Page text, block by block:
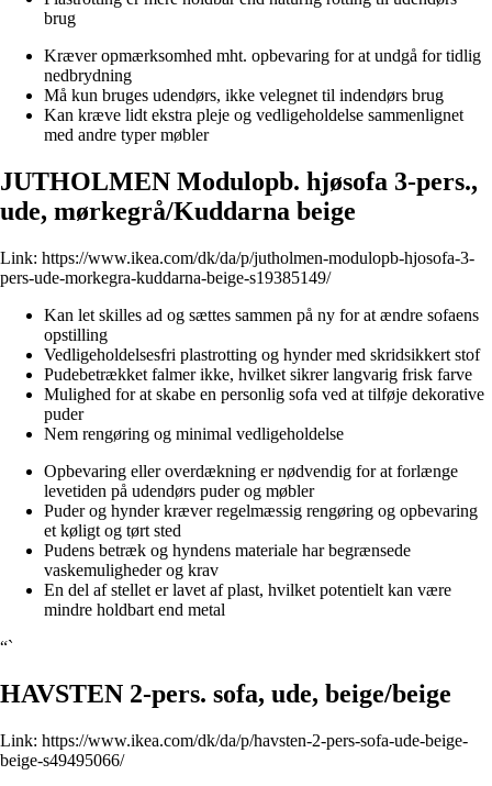
brug
Kræver opmærksomhed mht. opbevaring for at undgå for tidlig
nedbrydning
Må kun bruges udendørs, ikke velegnet til indendørs brug
Kan kræve lidt ekstra pleje og vedligeholdelse sammenlignet
med andre typer møbler
JUTHOLMEN Modulopb. hjøsofa 3-pers.,
ude, mørkegrå/Kuddarna beige
Link: https://www.ikea.com/dk/da/p/jutholmen-modulopb-hjosofa-3-
pers-ude-morkegra-kuddarna-beige-s19385149/
Kan let skilles ad og sættes sammen på ny for at ændre sofaens
opstilling
Vedligeholdelsesfri plastrotting og hynder med skridsikkert stof
Pudebetrækket falmer ikke, hvilket sikrer langvarig frisk farve
Mulighed for at skabe en personlig sofa ved at tilføje dekorative
puder
Nem rengøring og minimal vedligeholdelse
Opbevaring eller overdækning er nødvendig for at forlænge
levetiden på udendørs puder og møbler
Puder og hynder kræver regelmæssig rengøring og opbevaring
et køligt og tørt sted
Pudens betræk og hyndens materiale har begrænsede
vaskemuligheder og krav
En del af stellet er lavet af plast, hvilket potentielt kan være
mindre holdbart end metal
“`
HAVSTEN 2-pers. sofa, ude, beige/beige
Link: https://www.ikea.com/dk/da/p/havsten-2-pers-sofa-ude-beige-
beige-s49495066/